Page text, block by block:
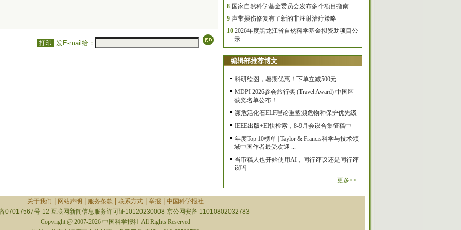
打印 发E-mail给：
8 国家自然科学基金委员会发布多个项目指南
9 声带损伤修复有了新的非注射治疗策略
10 2026年度黑龙江省自然科学基金拟资助项目公
示
编辑部推荐博文
科研绘图，暑期优惠！下单立减500元
MDPI 2026参会旅行奖 (Travel Award) 中国区
获奖名单公布！
濒危活化石ELF理论重塑濒危物种保护优先级
IEEE出版+EI快检索，8-9月会议合集征稿中
年度Top 10榜单 | Taylor & Francis科学与技术领
域中国作者最受欢迎 ...
当审稿人也开始使用AI，同行评议还是同行评
议吗
更多>>
关于我们 网站声明 服务条款 联系方式| 举报
中国科学报社
07017567号-12 互联网新闻信息服务许可证10120230008 京公网安备 11010802032783
Copyright @ 2007-2026 中国科学报社 All Rights Reserved